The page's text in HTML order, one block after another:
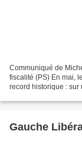
Communiqué de
fiscalité (PS) En mai,
record historique : sur
Gauche